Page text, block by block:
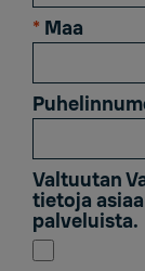
* Maa
Valtuutan
tietoja
palveluista.